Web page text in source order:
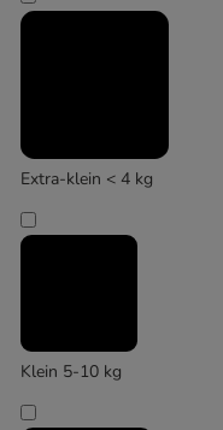
CHEERBLE
Chuckit!
Extra-klein < 4 kg
Klein 5-10 kg